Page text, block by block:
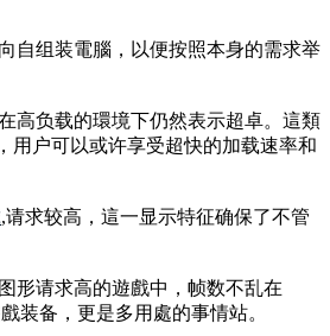
自组装電腦，以便按照本身的需求举
高负载的環境下仍然表示超卓。這類
用户可以或许享受超快的加载速率和
,请求较高，這一显示特征确保了不管
形请求高的遊戲中，帧数不乱在
装备，更是多用處的事情站。